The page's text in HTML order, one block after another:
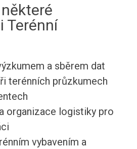
Terénní
a sběrem dat
terénních průzkumech
organizace logistiky pro
vybavením a